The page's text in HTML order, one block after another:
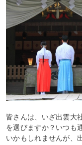
皆さんは、いざ出雲大
を選びますか？いつも
いかもしれませんが、